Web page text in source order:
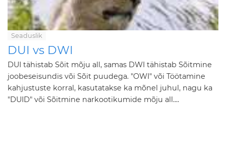
Seaduslik
DUI vs DWI
DUI tähistab Sõit mõju all, samas DWI tähistab Sõitmine
joobeseisundis või Sõit puudega. "OWI" või Töötamine
kahjustuste korral, kasutatakse ka mõnel juhul, nagu ka
"DUID" või Sõitmine narkootikumide mõju all....